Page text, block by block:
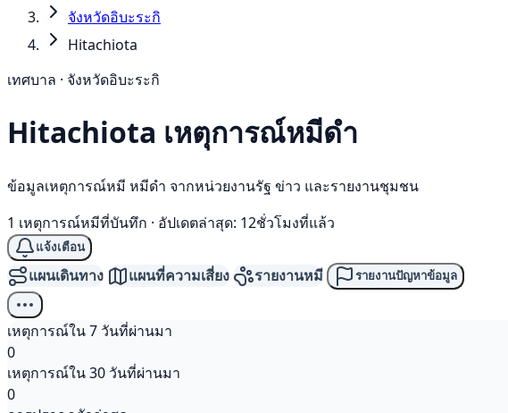
จังหวัดอิบะระกิ
Hitachiota
เทศบาล · จังหวัดอิบะระกิ
Hitachiota เหตุการณ์หมีดำ
ข้อมูลเหตุการณ์หมี หมีดำ จากหน่วยงานรัฐ ข่าว และรายงานชุมชน
1 เหตุการณ์หมีที่บันทึก · อัปเดตล่าสุด: 12ชั่วโมงที่แล้ว
แจ้งเตือน
แผนเดินทาง แผนที่ความเสี่ยง รายงานหมี รายงานปัญหาข้อมูล
เหตุการณ์ใน 7 วันที่ผ่านมา
0
เหตุการณ์ใน 30 วันที่ผ่านมา
0